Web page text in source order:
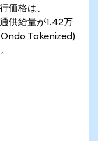
価格は、
供給量が1.42万
Tokenized)